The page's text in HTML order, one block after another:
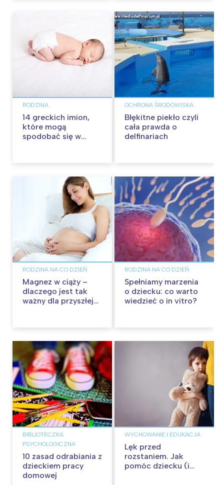
RODZINA
14 greckich imion,
które mogą
spodobać się w
OCHRONA ŚRODOWISKA
Błękitne piekło czyli
cała prawda o
delfinariach
RODZINA NA CO DZIEŃ
Magnez w ciąży –
dlaczego jest tak
ważny dla przyszłej
RODZINA NA CO DZIEŃ
Spełniamy marzenia
o dziecku: co warto
wiedzieć o in vitro?
BIBLIOTECZKA
PSYCHOLOGICZNA
10 zasad odrabiania z
dzieckiem pracy
domowej
WYCHOWANIE I EDUKACJA
Lęk przed
rozstaniem. Jak
pomóc dziecku (i